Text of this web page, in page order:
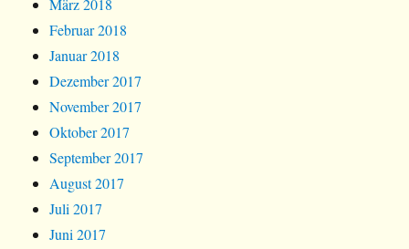
März 2018
Februar 2018
Januar 2018
Dezember 2017
November 2017
Oktober 2017
September 2017
August 2017
Juli 2017
Juni 2017